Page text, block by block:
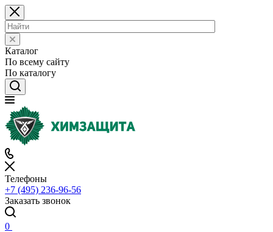
Каталог
По всему сайту
По каталогу
Телефоны
+7 (495) 236-96-56
Заказать звонок
0